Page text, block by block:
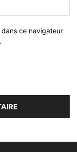
ce navigateur